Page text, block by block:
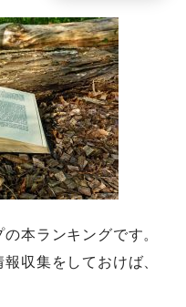
本ランキングです。
収集をしておけば、